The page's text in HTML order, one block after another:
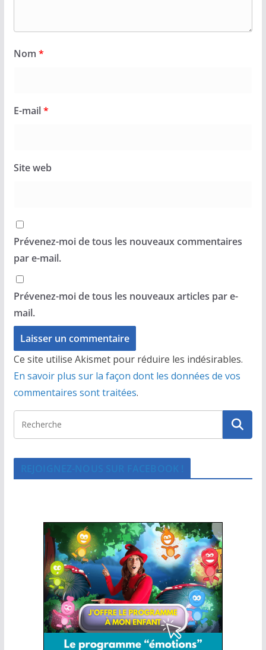
Nom *
E-mail*
Site web
Prévenez-moi de tous les nouveaux commentaires
par e-mail.
Prévenez-moi de tous les nouveaux articles par e-
mail.
Ce site utilise Akismet pour réduire les indésirables.
En savoir plus sur la façon dont les données de vos
commentaires sont traitées.
REJOIGNEZ-NOUS SUR FACEBOOK !